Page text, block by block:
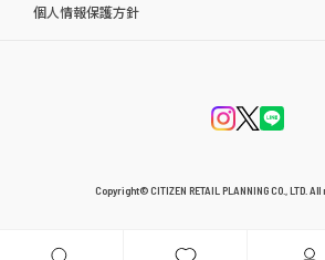
個人情報保護方針
Copyright© CITIZEN RETAIL PLANNING CO., LTD.